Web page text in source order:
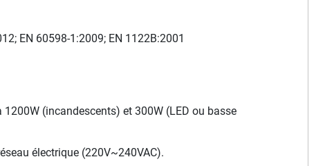
EN 60598-1:2009; EN 1122B:2001
(incandescents) et 300W (LED ou basse
électrique (220V~240VAC).